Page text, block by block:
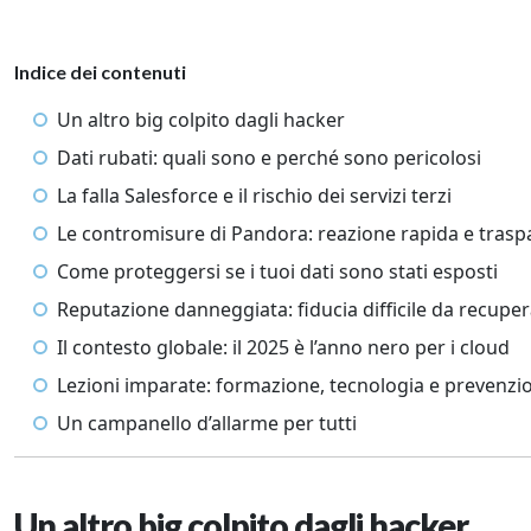
Indice dei contenuti
Un altro big colpito dagli hacker
Dati rubati: quali sono e perché sono pericolosi
La falla Salesforce e il rischio dei servizi terzi
Le contromisure di Pandora: reazione rapida e
Come proteggersi se i tuoi dati sono stati esposti
Reputazione danneggiata: fiducia difficile da
Il contesto globale: il 2025 è l’anno nero per i cloud
Lezioni imparate: formazione, tecnologia e
Un campanello d’allarme per tutti